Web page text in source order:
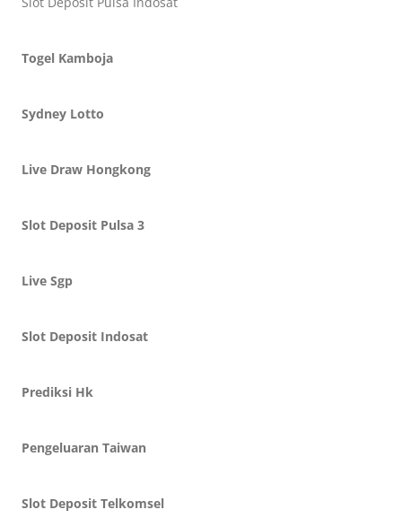
Togel Kamboja
Sydney Lotto
Live Draw Hongkong
Slot Deposit Pulsa 3
Live Sgp
Slot Deposit Indosat
Prediksi Hk
Pengeluaran Taiwan
Slot Deposit Telkomsel